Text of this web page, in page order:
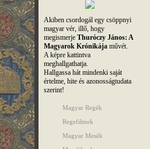
Akiben csordogál egy csöppnyi
magyar vér, illő, hogy
megismerjeThuróczy János: A
Magyarok Krónikája művét.
A képre kattintva
meghallgathatja.
Hallgassa hát mindenki saját
értelme, hite és azonosságtudata
szerint!
Magyar Regék
Regefilmek
Magyar Mesék